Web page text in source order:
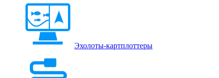
Эхолоты-картплоттеры